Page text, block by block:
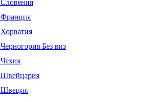
Словения
Франция
Хорватия
Черногория Без виз
Чехия
Швейцария
Швеция